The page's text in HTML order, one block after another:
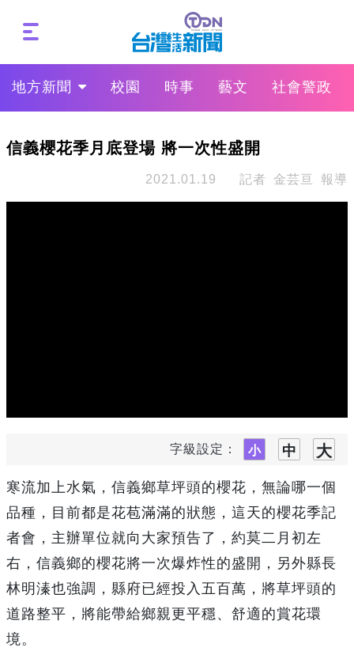
地方新聞 校園 時事 藝文 社會警政
信義櫻花季月底登場 將一次性盛開
2021.01.19 記者 金芸亘 報導
字級設定：
寒流加上水氣，信義鄉草坪頭的櫻花，無論哪一個
品種，目前都是花苞滿滿的狀態，這天的櫻花季記
者會，主辦單位就向大家預告了，約莫二月初左
右，信義鄉的櫻花將一次爆炸性的盛開，另外縣長
林明溱也強調，縣府已經投入五百萬，將草坪頭的
道路整平，將能帶給鄉親更平穩、舒適的賞花環
境。